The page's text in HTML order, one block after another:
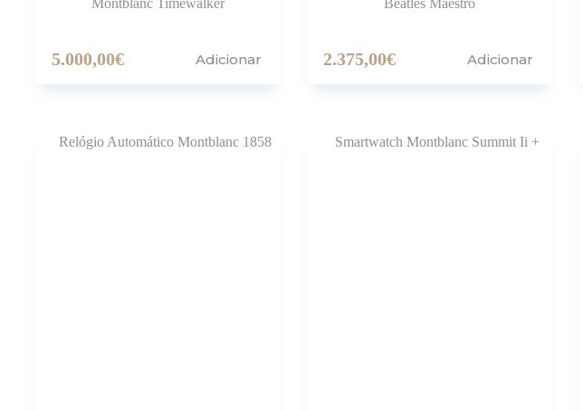
5.000,00€ Adicionar 2.375,00€ Adicionar